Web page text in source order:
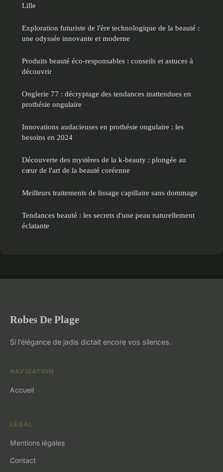
Lille
Exploration futuriste de l'ère technologique de la beauté :
une odyssée innovante et moderne
Produits beauté éco-responsables : conseils et astuces à
découvrir
Onglerie 77 : décryptage des tendances inattendues en
prothésie ongulaire
Innovations audacieuses en prothésie ongulaire : les
besoins en 2024
Découverte des mystères de la k-beauty : plongée au
cœur de l'art de la beauté coréenne
Meilleurs traitements de lissage capillaire sans dommage
Tendances beauté : les secrets d'une peau naturellement
éclatante
Robes De Plage
Si l'élégance de jadis dictait encore vos silences.
NAVIGATION
Accueil
LÉGAL
Mentions légales
Contact